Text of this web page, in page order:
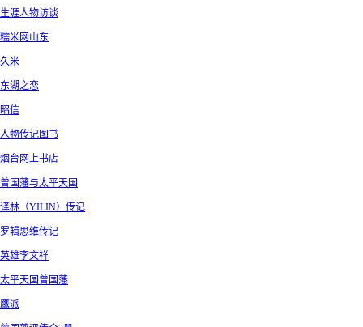
生涯人物访谈
糯米网山东
久米
东湖之恋
昭信
人物传记图书
烟台网上书店
曾国藩与太平天国
译林（YILIN）传记
罗辑思维传记
英雄李文祥
太平天国曾国藩
鹰派